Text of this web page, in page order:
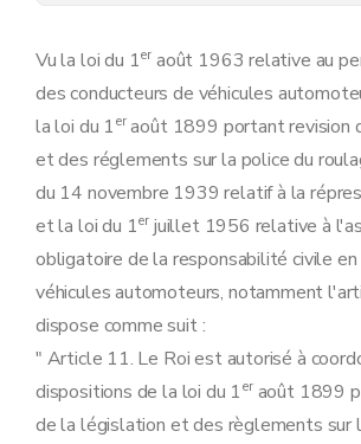
Art. 17
Prescriptions de sécurité pour les bateaux fluviaux et les bateaux de plaisance, la surveillance et le contrôle du respect des conventions
Art. 17bis
Art. 17ter
Art. 17quinquies
Art. 17sexies
Art. 17octies
Art. 17novies
Chapitre V Appel.
Art. 18
Chapitre VI
Sanctions pénales.
Art. 19
Art. 20
Art. 21
Art. 21bis
Vu la loi du 1er août 1963 relative au
des conducteurs de véhicules
la loi du 1eraoût 1899 portant revision
et des réglements sur la police du
du 14 novembre 1939 relatif à la
et la loi du 1er juillet 1956 relative à
obligatoire de la responsabilité civile
véhicules automoteurs, notamment
dispose comme suit :
" Article 11. Le Roi est autorisé à
dispositions de la loi du 1eraoût 1899
de la législation et des règlements sur